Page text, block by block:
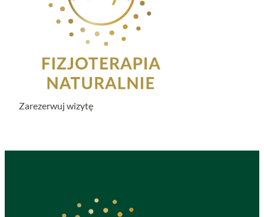
Zarezerwuj wizytę